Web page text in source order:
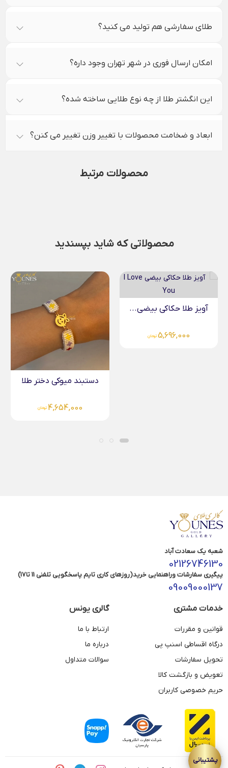
طلای سفارشی هم تولید می کنید؟
امکان ارسال فوری در شهر تهران وجود داره؟
این انگشتر طلا از چه نوع طلایی ساخته شده؟
ابعاد و ضخامت محصولات با تغییر وزن تغییر می کنن؟
محصولات مرتبط
محصولاتی که شاید بپسندید
گردنبند میناکاری ونکلیف
صورتی...
19,138,000
شعبه یک سعادت آباد
02126746130
پیگیری سفارشات وراهنمایی خرید(روزهای کاری تایم پاسخگویی تلفنی 11 تا17)
09009000137
خدمات مشتری
قوانین و مقررات
درگاه اقساطی اسنپ پی
تحویل سفارشات
تعویض و بازگشت کالا
حریم خصوصی کاربران
گالری یونس
ارتباط با ما
درباره ما
سوالات متداول